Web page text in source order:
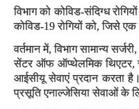
विभाग को कोविड-संदिग्ध
कोविड-19 रोगियों को, जिसे
वर्तमान में, विभाग सामान्य
सेंटर ऑफ ऑप्थेलमिक थिएटर,
आईसीयू सेवाएं प्रदान करता
प्रसूति एनाल्जेसिया सेवाओं के